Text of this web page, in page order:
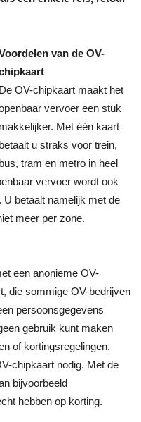
van de OV-
De OV-chipkaart maakt het
vervoer een stuk
makkelijker. Met één kaart
betaalt u straks voor trein,
bus, tram en metro in heel
vervoer wordt ook
U betaalt namelijk met de
meer per zone.
een anonieme OV-
die sommige OV-bedrijven
persoonsgegevens
gebruik kunt maken
of kortingsregelingen.
chipkaart nodig. Met de
bijvoorbeeld
hebben op korting.